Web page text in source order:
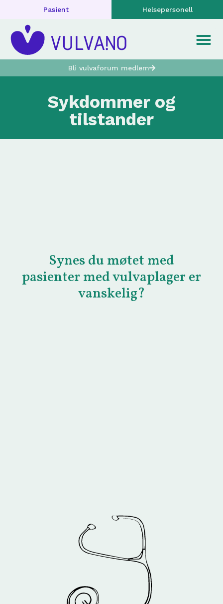
Pasient Helsepersonell
Bli vulvaforum medlem
Sykdommer og
tilstander
Synes du møtet med
pasienter med vulvaplager er
vanskelig?